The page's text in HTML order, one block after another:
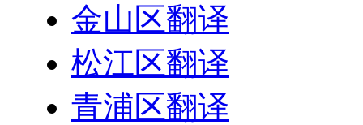
金山区翻译
松江区翻译
青浦区翻译